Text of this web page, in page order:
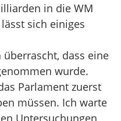
in die WM
sich einiges
dass eine
wurde.
Parlament zuerst
müssen. Ich warte
Untersuchungen